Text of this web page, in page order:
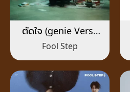
ตัดใจ (genie Verse
Vol.1)
Fool Step